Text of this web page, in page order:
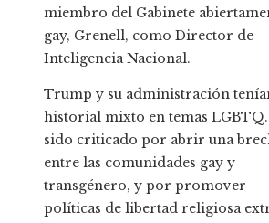
miembro del Gabinete
gay, Grenell, como Director de
Inteligencia Nacional.
Trump y su administración
historial mixto en temas
sido criticado por abrir una
entre las comunidades gay y
transgénero, y por promover
políticas de libertad religiosa